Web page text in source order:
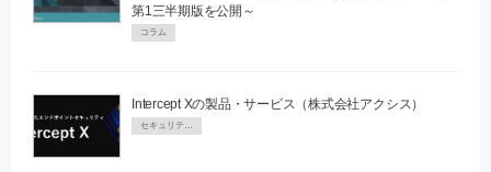
第1三半期版を公開～
コラム
Intercept Xの製品・サービス（株式会社アクシス）
セキュリティPR